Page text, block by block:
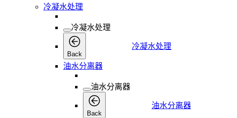
冷凝水处理
冷凝水处理
Back
冷凝水处理
油水分离器
油水分离器
Back
油水分离器